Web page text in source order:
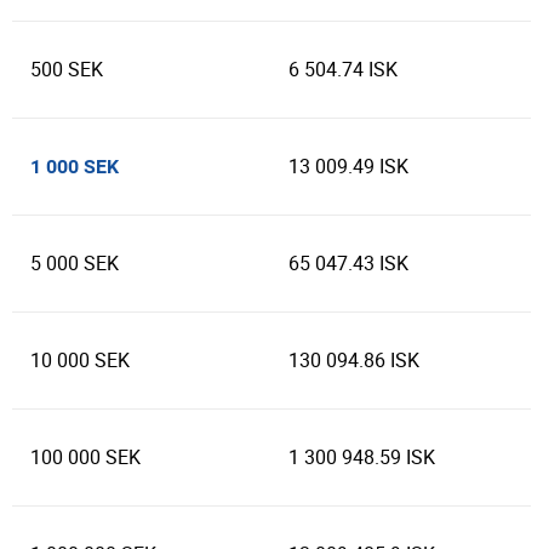
500 SEK 6 504.74 ISK
1 000 SEK 13 009.49 ISK
5 000 SEK 65 047.43 ISK
10 000 SEK 130 094.86 ISK
100 000 SEK 1 300 948.59 ISK